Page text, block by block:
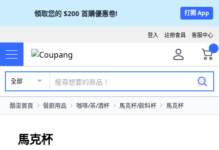
領取您的 $200 首購優惠卷! 打開 App
客服中心
註冊會員
登入
全部
酷澎首頁 餐廚用品 咖啡/茶/酒杯 馬克杯/飲料杯 馬克杯
馬克杯